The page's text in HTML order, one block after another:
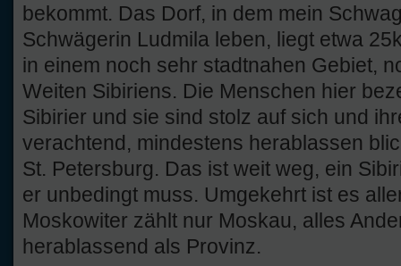
bekommt. Das Dorf, in dem mein
Schwägerin Ludmila leben, liegt etwa
in einem noch sehr stadtnahen Gebiet,
Weiten Sibiriens. Die Menschen hier
Sibirier und sie sind stolz auf sich und
verachtend, mindestens herablassen
St. Petersburg. Das ist weit weg, ein
er unbedingt muss. Umgekehrt ist es
Moskowiter zählt nur Moskau, alles
herablassend als Provinz.